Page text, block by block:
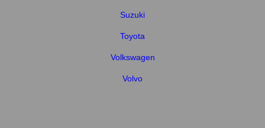
Suzuki
Toyota
Volkswagen
Volvo